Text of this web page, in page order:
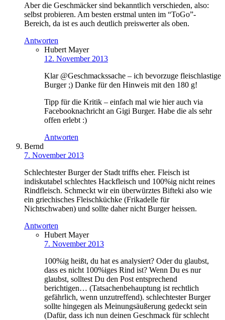
Aber die Geschmäcker sind bekanntlich verschieden, also:
selbst probieren. Am besten erstmal unten im “ToGo”-
Bereich, da ist es auch deutlich preiswerter als oben.
Antworten
Hubert Mayer
12. November 2013
Klar @Geschmackssache – ich bevorzuge fleischlastige
Burger ;) Danke für den Hinweis mit den 180 g!
Tipp für die Kritik – einfach mal wie hier auch via
Facebooknachricht an Gigi Burger. Habe die als sehr
offen erlebt :)
Antworten
Bernd
7. November 2013
Schlechtester Burger der Stadt triffts eher. Fleisch ist
indiskutabel schlechtes Hackfleisch und 100%ig nicht reines
Rindfleisch. Schmeckt wir ein überwürztes Bifteki also wie
ein griechisches Fleischküchke (Frikadelle für
Nichtschwaben) und sollte daher nicht Burger heissen.
Antworten
Hubert Mayer
7. November 2013
100%ig heißt, du hat es analysiert? Oder du glaubst,
dass es nicht 100%iges Rind ist? Wenn Du es nur
glaubst, solltest Du den Post entsprechend
berichtigen… (Tatsachenbehauptung ist rechtlich
gefährlich, wenn unzutreffend). schlechtester Burger
sollte hingegen als Meinungsäußerung gedeckt sein
(Dafür, dass ich nun deinen Geschmack für schlecht